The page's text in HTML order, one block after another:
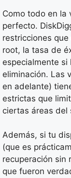
Como todo en la
perfecto.
restricciones
root, la tasa de
especialmente
eliminación. Las
en adelante)
estrictas que
ciertas áreas del
Además, si tu
(que es
recuperación sin
que fueron